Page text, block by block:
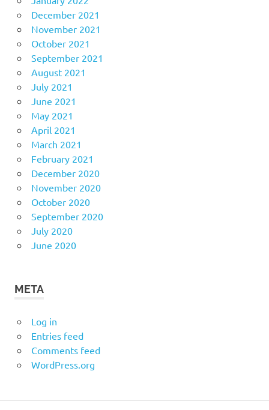
December 2021
November 2021
October 2021
September 2021
August 2021
July 2021
June 2021
May 2021
April 2021
March 2021
February 2021
December 2020
November 2020
October 2020
September 2020
July 2020
June 2020
META
Log in
Entries feed
Comments feed
WordPress.org